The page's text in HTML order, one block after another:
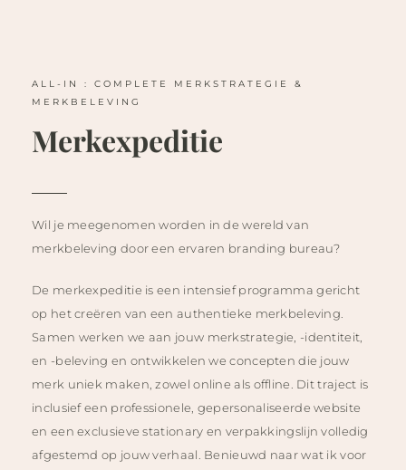
ALL-IN : COMPLETE MERKSTRATEGIE &
MERKBELEVING
Merkexpeditie
Wil je meegenomen worden in de wereld van
merkbeleving door een ervaren branding bureau?
De merkexpeditie is een intensief programma gericht
op het creëren van een authentieke merkbeleving.
Samen werken we aan jouw merkstrategie, -identiteit,
en -beleving en ontwikkelen we concepten die jouw
merk uniek maken, zowel online als offline. Dit traject is
inclusief een professionele, gepersonaliseerde website
en een exclusieve stationary en verpakkingslijn volledig
afgestemd op jouw verhaal. Benieuwd naar wat ik voor